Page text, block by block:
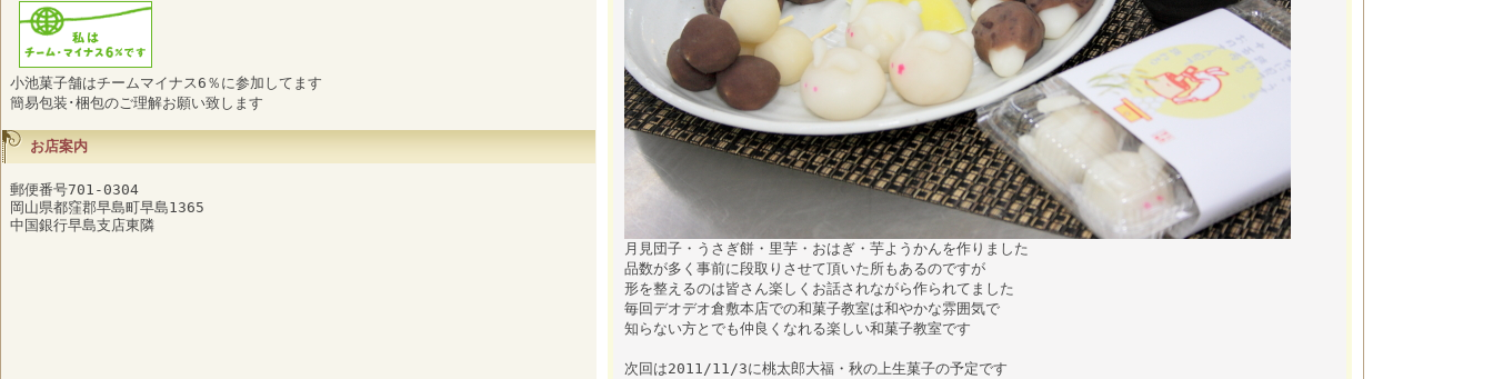
小池菓子舗はチームマイナス6％に参加してます
簡易包装･梱包のご理解お願い致します
お店案内
郵便番号701-0304
岡山県都窪郡早島町早島1365
中国銀行早島支店東隣
月見団子・うさぎ餅・里芋・おはぎ・芋ようかんを作りました
品数が多く事前に段取りさせて頂いた所もあるのですが
形を整えるのは皆さん楽しくお話されながら作られてました
毎回デオデオ倉敷本店での和菓子教室は和やかな雰囲気で
知らない方とでも仲良くなれる楽しい和菓子教室です
次回は2011/11/3に桃太郎大福・秋の上生菓子の予定です